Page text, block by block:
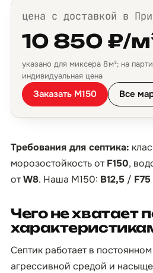
цена с доставкой в
10 850 ₽/
указано для миксера 8 м³; на
индивидуальная цена
Заказать М150 Все
Требования для септика:
морозостойкость отF150,
отW8. Наша М150: B12,5 / F75
Чего не хватает
Септик работает в постоянном
агрессивной средой и